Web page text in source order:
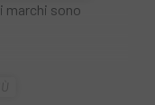
marchi sono
reale. Sono